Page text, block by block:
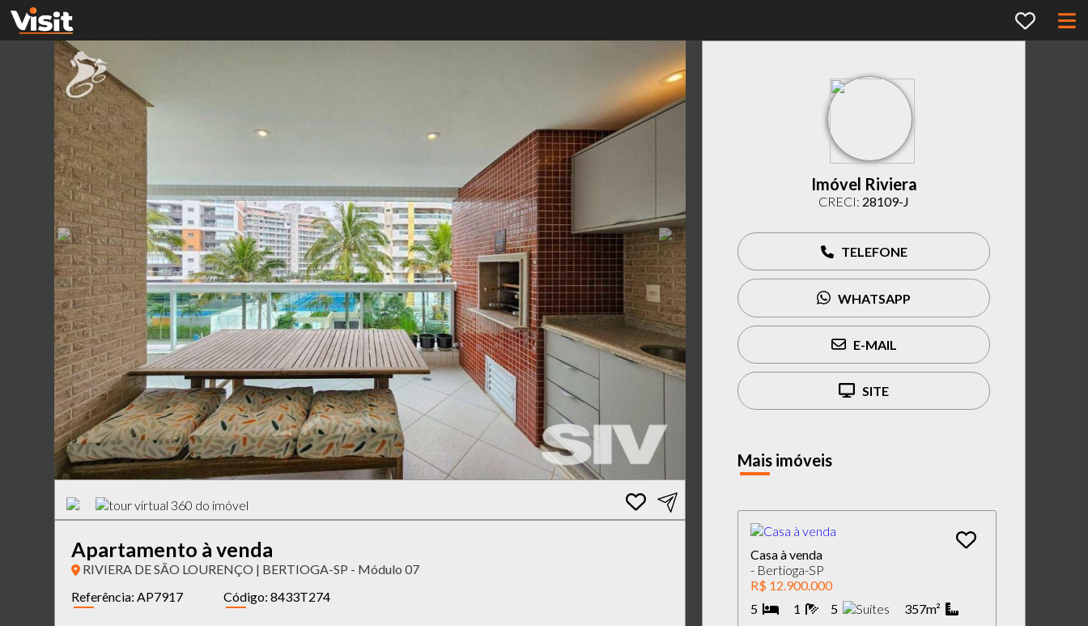
Apartamento à venda
RIVIERA DE SÃO LOURENÇO | BERTIOGA-SP - Módulo 07
Referência: AP7917
Código: 8433T274
Imóvel Riviera
CRECI: 28109-J
TELEFONE
WHATSAPP
E-MAIL
SITE
Mais imóveis
Casa à venda
- Bertioga-SP
R$ 12.900.000
5
1 5 357m²